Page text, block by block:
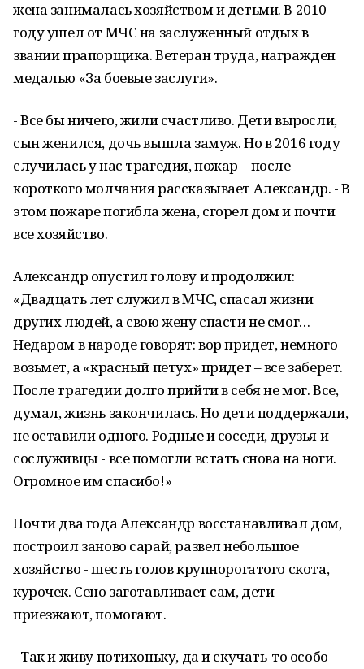
жена занималась хозяйством и детьми. В 2010
году ушел от МЧС на заслуженный отдых в
звании прапорщика. Ветеран труда, награжден
медалью «За боевые заслуги».
- Все бы ничего, жили счастливо. Дети выросли,
сын женился, дочь вышла замуж. Но в 2016 году
случилась у нас трагедия, пожар – после
короткого молчания рассказывает Александр. - В
этом пожаре погибла жена, сгорел дом и почти
все хозяйство.
Александр опустил голову и продолжил:
«Двадцать лет служил в МЧС, спасал жизни
других людей, а свою жену спасти не смог…
Недаром в народе говорят: вор придет, немного
возьмет, а «красный петух» придет – все заберет.
После трагедии долго прийти в себя не мог. Все,
думал, жизнь закончилась. Но дети поддержали,
не оставили одного. Родные и соседи, друзья и
сослуживцы - все помогли встать снова на ноги.
Огромное им спасибо!»
Почти два года Александр восстанавливал дом,
построил заново сарай, развел небольшое
хозяйство - шесть голов крупнорогатого скота,
курочек. Сено заготавливает сам, дети
приезжают, помогают.
- Так и живу потихоньку, да и скучать-то особо